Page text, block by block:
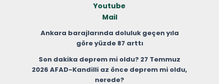
Youtube
Mail
Ankara barajlarında doluluk geçen yıla
göre yüzde 87 arttı
Son dakika deprem mi oldu? 27 Temmuz
2026 AFAD-Kandilli az önce deprem mi oldu,
nerede?